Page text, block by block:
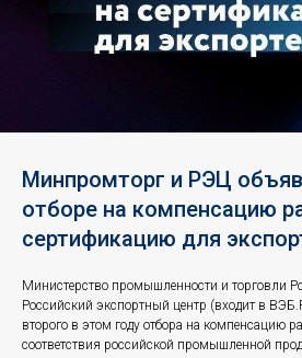
Минпромторг и РЭЦ
отборе на компенсацию
сертификацию для
Министерство промышленности и торговли
Российский экспортный центр (входит в
второго в этом году отбора на компенсацию
соответствия российской промышленной